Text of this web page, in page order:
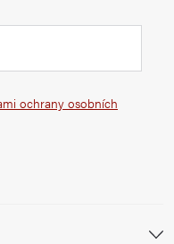
ochrany osobních